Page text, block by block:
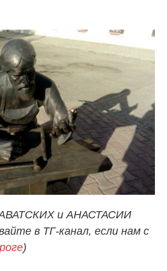
и АНАСТАСИИ
в ТГ-канал, если нам с
)